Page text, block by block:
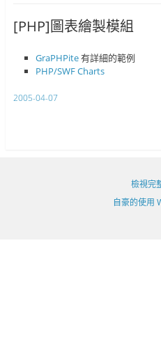
[PHP]圖表繪製模組
GraPHPite有詳細的範例
PHP/SWF Charts
2005-04-07
檢視完
自豪的使用